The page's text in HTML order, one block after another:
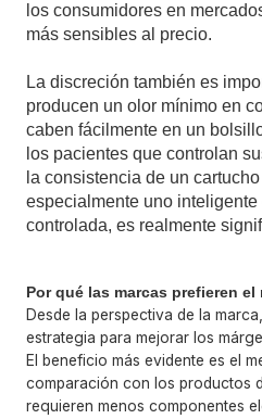
los consumidores en
más sensibles al precio.
La discreción también es
producen un olor mínimo en
caben fácilmente en un
los pacientes que controlan
la consistencia de un
especialmente uno
controlada, es realmente
Por qué las marcas prefieren
Desde la perspectiva de la
estrategia para mejorar los
El beneficio más evidente es el
comparación con los productos
requieren menos componentes